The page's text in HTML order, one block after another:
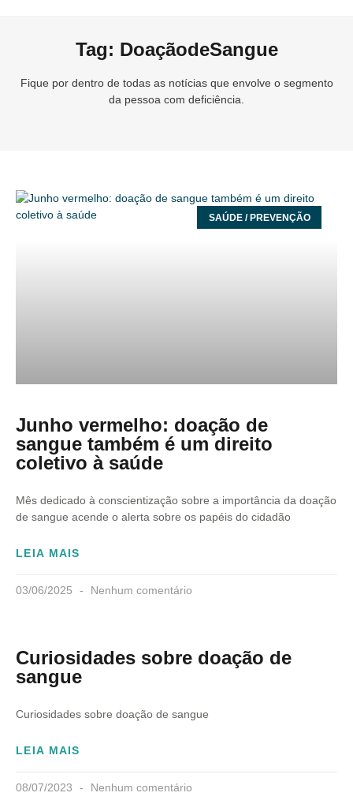
Tag: DoaçãodeSangue
Fique por dentro de todas as notícias que envolve o segmento
da pessoa com deficiência.
SAÚDE / PREVENÇÃO
Junho vermelho: doação de
sangue também é um direito
coletivo à saúde
Mês dedicado à conscientização sobre a importância da doação
de sangue acende o alerta sobre os papéis do cidadão
LEIA MAIS
03/06/2025 Nenhum comentário
Curiosidades sobre doação de
sangue
Curiosidades sobre doação de sangue
LEIA MAIS
08/07/2023 Nenhum comentário